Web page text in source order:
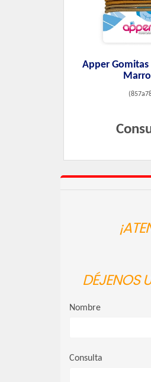
Apper Gomitas
(
DÉJENOS
Nombre
Consulta